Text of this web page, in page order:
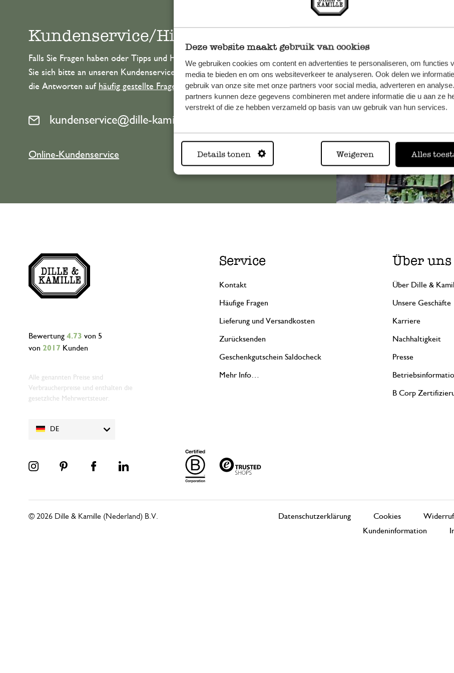
Deze website maakt gebruik van cookies
We gebruiken cookies om content en advertenties te personaliseren, om functies
media te bieden en om ons websiteverkeer te analyseren. Ook delen we
gebruik van onze site met onze partners voor social media, adverteren en
partners kunnen deze gegevens combineren met andere informatie die u aan ze
verstrekt of die ze hebben verzameld op basis van uw gebruik van hun services.
Details tonen Weigeren Alles
Immer in
Alle 62 Geschäfte
Kundenservice/Hilfe
Falls Sie Fragen haben oder Tipps und Hilfe brauchen, wenden
Sie sich bitte an unseren Kundenservice. Oder lesen Sie hier
die Antworten auf häufig gestellte Fragen
kundenservice@dille-kamille.de
Online-Kundenservice
DE
Bewertung 4.73 von 5
von 2017 Kunden
Alle genannten Preise sind
Verbraucherpreise und enthalten die
gesetzliche Mehrwertsteuer.
Service
Kontakt
Häufige Fragen
Lieferung und Versandkosten
Zurücksenden
Geschenkgutschein Saldocheck
Mehr Info…
Über uns
Über Dille &
Unsere Geschäfte
Karriere
Nachhaltigkeit
Presse
B Corp
Datenschutzerklärung Cookies
Kundeninformation
© 2026 Dille & Kamille (Nederland) B.V.